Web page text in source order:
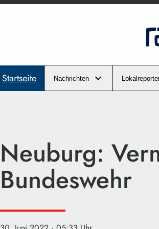
Startseite Nachrichten
Neuburg:
Bundeswehr